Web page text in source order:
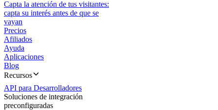
Capta la atención de tus visitantes:
capta su interés antes de que se
vayan
Precios
Afiliados
Ayuda
Aplicaciones
Blog
Recursos
API para Desarrolladores
Soluciones de integración
preconfiguradas